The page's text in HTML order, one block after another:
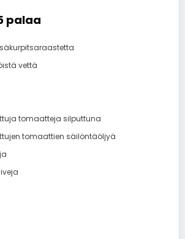
palaa
vettä
tomaatteja silputtuna
tomaattien säilöntäöljyä